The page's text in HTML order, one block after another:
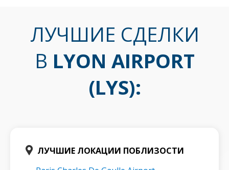
ЛУЧШИЕ СДЕЛКИ
В LYON AIRPORT
(LYS):
ЛУЧШИЕ ЛОКАЦИИ ПОБЛИЗОСТИ